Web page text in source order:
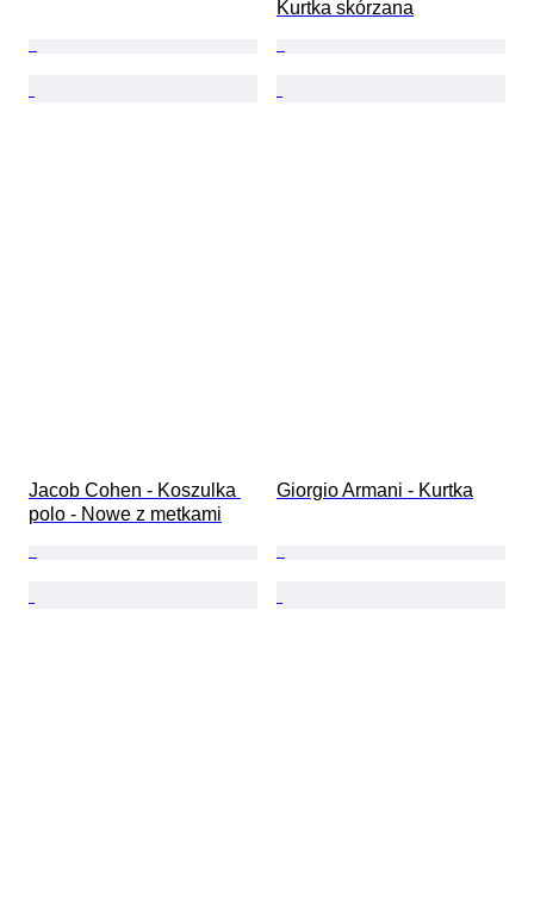
Kurtka skórzana
Jacob Cohen - Koszulka
polo - Nowe z metkami
Giorgio Armani - Kurtka